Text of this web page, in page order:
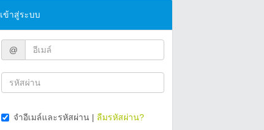
เข้าสู่ระบบ
@
จำอีเมล์และรหัสผ่าน | ลืมรหัสผ่าน?